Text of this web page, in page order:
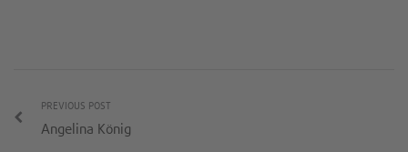
PREVIOUS POST
Angelina König